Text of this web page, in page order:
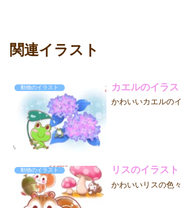
関連イラスト
動物のイラスト カエルのイラス
かわいいカエルのイ
動物のイラスト リスのイラスト
かわいいリスの色